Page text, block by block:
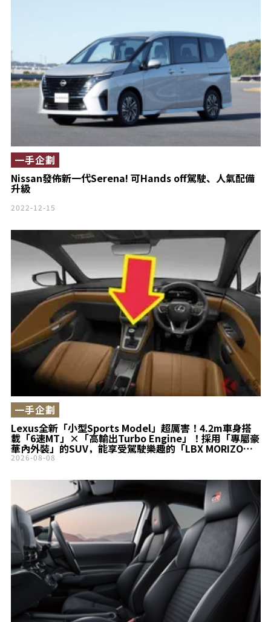
Nissan發佈新一代Serena! 可Hands off駕駛、人氣配備
升級
一手企劃
2022-12-15
Lexus全新「小型Sports Model」超厲害！4.2m車身搭
載「6速MT」×「高輸出Turbo Engine」！採用「專屬豪
華內外裝」的SUV，能享受駕駛樂趣的「LBX MORIZO
RR」持續進化備受矚目！
一手企劃
2026-08-08